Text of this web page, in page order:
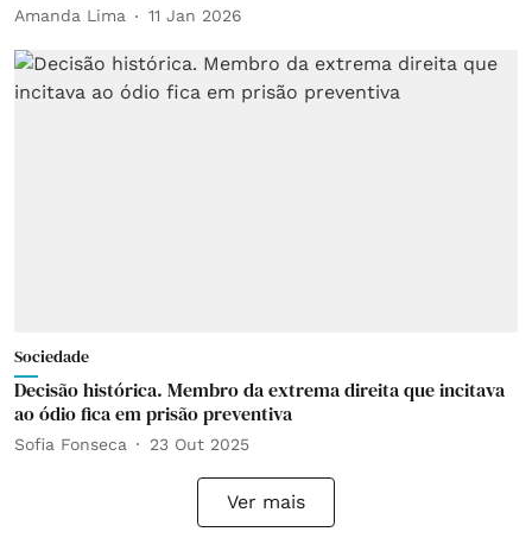
Amanda Lima 11 Jan 2026
Sociedade
Decisão histórica. Membro da extrema direita que incitava
ao ódio fica em prisão preventiva
Sofia Fonseca 23 Out 2025
Ver mais